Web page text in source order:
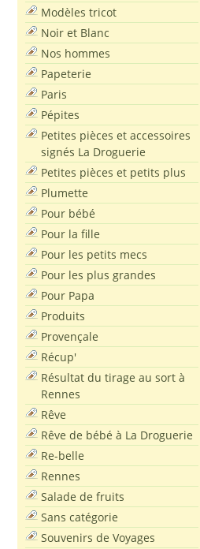
Modèles tricot
Noir et Blanc
Nos hommes
Papeterie
Paris
Pépites
Petites pièces et accessoires
signés La Droguerie
Petites pièces et petits plus
Plumette
Pour bébé
Pour la fille
Pour les petits mecs
Pour les plus grandes
Pour Papa
Produits
Provençale
Récup'
Résultat du tirage au sort à
Rennes
Rêve
Rêve de bébé à La Droguerie
Re-belle
Rennes
Salade de fruits
Sans catégorie
Souvenirs de Voyages